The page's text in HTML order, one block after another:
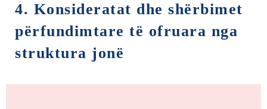
4. Konsideratat dhe shërbimet
përfundimtare të ofruara nga
struktura jonë